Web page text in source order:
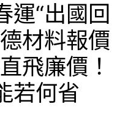
運“出國回
材料報價
飛廉價！
若何省